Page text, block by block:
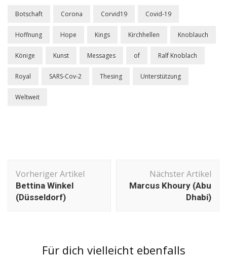
Botschaft Corona Corvid19 Covid-19
Hoffnung Hope Kings Kirchhellen Knoblauch
Könige Kunst Messages of Ralf Knoblach
Royal SARS-Cov-2 Thesing Unterstützung
Weltweit
Vorheriger Artikel
Bettina Winkel
(Düsseldorf)
Nächster Artikel
Marcus Khoury (Abu
Dhabi)
Für dich vielleicht ebenfalls